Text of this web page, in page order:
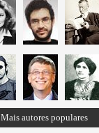
Mais autores populares